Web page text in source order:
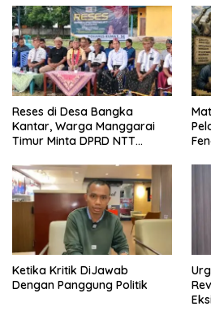
Reses di Desa Bangka
Kantar, Warga Manggarai
Timur Minta DPRD NTT
Pergub Larangan Beli BBM
Bersubsidi Bagi Penunggak
Pajak
Ketika Kritik DiJawab
Dengan Panggung Politik